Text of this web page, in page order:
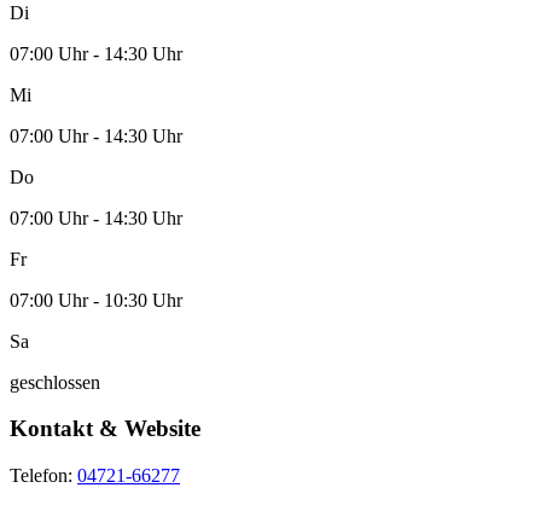
Di
07:00 Uhr - 14:30 Uhr
Mi
07:00 Uhr - 14:30 Uhr
Do
07:00 Uhr - 14:30 Uhr
Fr
07:00 Uhr - 10:30 Uhr
Sa
geschlossen
Kontakt & Website
Telefon: 04721-66277